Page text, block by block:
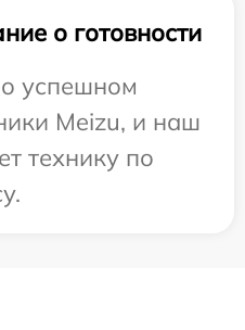
о готовности
успешном
Meizu, и наш
технику по